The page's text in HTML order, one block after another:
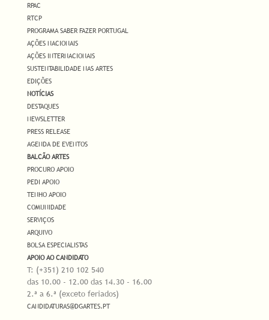
RPAC
RTCP
PROGRAMA SABER FAZER PORTUGAL
AÇÕES NACIONAIS
AÇÕES INTERNACIONAIS
SUSTENTABILIDADE NAS ARTES
EDIÇÕES
NOTÍCIAS
DESTAQUES
NEWSLETTER
PRESS RELEASE
AGENDA DE EVENTOS
BALCÃO ARTES
PROCURO APOIO
PEDI APOIO
TENHO APOIO
COMUNIDADE
SERVIÇOS
ARQUIVO
BOLSA ESPECIALISTAS
APOIO AO CANDIDATO
T: (+351) 210 102 540
das 10.00 - 12.00 das 14.30 - 16.00
2.ª a 6.ª (exceto feriados)
CANDIDATURAS@DGARTES.PT